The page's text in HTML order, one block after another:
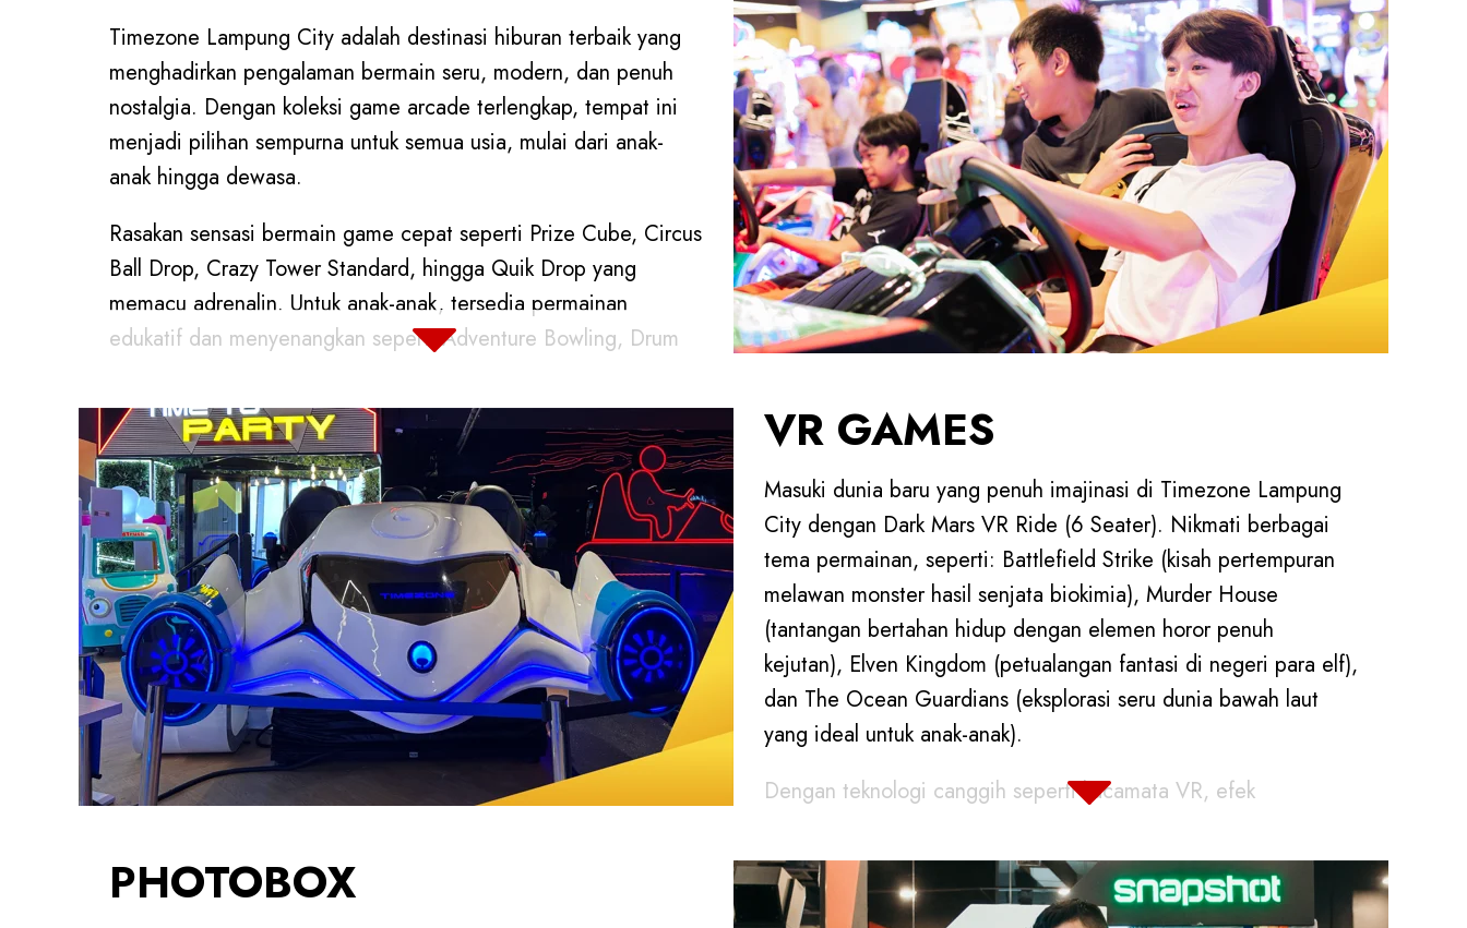
Timezone Lampung City adalah destinasi hiburan terbaik yang
menghadirkan pengalaman bermain seru, modern, dan penuh
nostalgia. Dengan koleksi game arcade terlengkap, tempat ini
menjadi pilihan sempurna untuk semua usia, mulai dari anak-
anak hingga dewasa.
Rasakan sensasi bermain game cepat seperti Prize Cube, Circus
Ball Drop, Crazy Tower Standard, hingga Quik Drop yang
memacu adrenalin. Untuk anak-anak, tersedia permainan
edukatif dan menyenangkan seperti Adventure Bowling, Drum
Timezone Lampung City tidak hanya sekadar tempat bermain,
tetapi juga ruang berkumpul yang menyatukan keluarga dan
teman-teman. Setiap kunjungan menjadi kesempatan
menciptakan momen kebahagiaan yang abadi.
Rencanakan kunjungan Anda sekarang juga dan nikmati
berbagai permainan yang membawa keceriaan tanpa batas!
VR GAMES
Masuki dunia baru yang penuh imajinasi di Timezone Lampung
City dengan Dark Mars VR Ride (6 Seater). Nikmati berbagai
tema permainan, seperti: Battlefield Strike (kisah pertempuran
melawan monster hasil senjata biokimia), Murder House
(tantangan bertahan hidup dengan elemen horor penuh
kejutan), Elven Kingdom (petualangan fantasi di negeri para elf),
dan The Ocean Guardians (eksplorasi seru dunia bawah laut
yang ideal untuk anak-anak).
Dengan teknologi canggih seperti kacamata VR, efek
menghadirkan sensasi nyata yang mendebarkan. VR Games di
Timezone Lampung City adalah pengalaman yang wajib dicoba
PHOTOBOX